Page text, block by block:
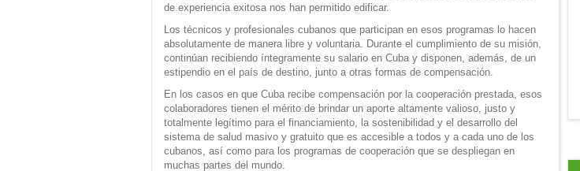
de experiencia exitosa nos han permitido edificar.
Los técnicos y profesionales cubanos que participan en esos programas lo hacen
absolutamente de manera libre y voluntaria. Durante el cumplimiento de su misión,
continúan recibiendo íntegramente su salario en Cuba y disponen, además, de un
estipendio en el país de destino, junto a otras formas de compensación.
En los casos en que Cuba recibe compensación por la cooperación prestada, esos
colaboradores tienen el mérito de brindar un aporte altamente valioso, justo y
totalmente legítimo para el financiamiento, la sostenibilidad y el desarrollo del
sistema de salud masivo y gratuito que es accesible a todos y a cada uno de los
cubanos, así como para los programas de cooperación que se despliegan en
muchas partes del mundo.